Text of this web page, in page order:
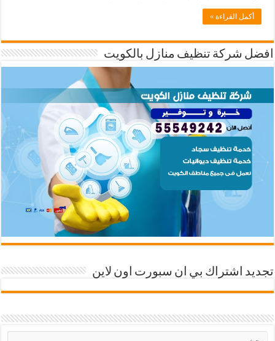
أكمل القراءة »
افضل شركة تنظيف منازل بالكويت
تجديد اشتراك بي ان سبورت اون لاين